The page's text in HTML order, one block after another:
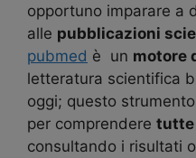
opportuno imparare a
alle pubblicazioni
pubmed è un motore
letteratura scientifica
oggi; questo
per comprendere tutte
consultando i risultati